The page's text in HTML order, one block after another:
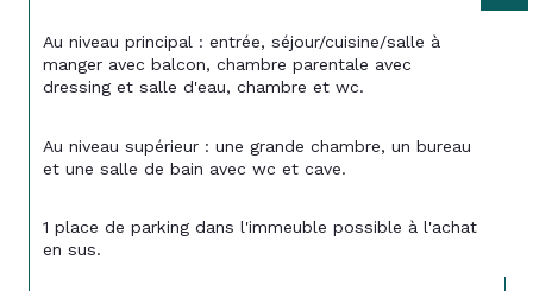
Au niveau principal : entrée, séjour/cuisine/salle à
manger avec balcon, chambre parentale avec
dressing et salle d'eau, chambre et wc.
Au niveau supérieur : une grande chambre, un bureau
et une salle de bain avec wc et cave.
1 place de parking dans l'immeuble possible à l'achat
en sus.